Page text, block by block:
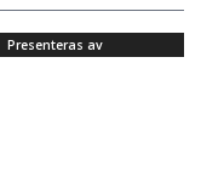
Presenteras av